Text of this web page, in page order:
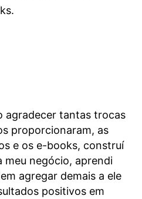
agradecer tantas trocas
proporcionaram, as
e os e-books, construí
meu negócio, aprendi
agregar demais a ele
positivos em